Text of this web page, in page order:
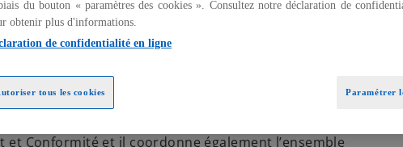
sur le secteur de l’assurance. Après plus de 15
de conseil dédiée au secteur assurance sur les
et Conformité et il coordonne également l’ensemble
du bouton « paramètres des cookies ». Consultez notre déclaration de
obtenir plus d'informations.
de confidentialité en ligne
Paramétrer
tous les cookies